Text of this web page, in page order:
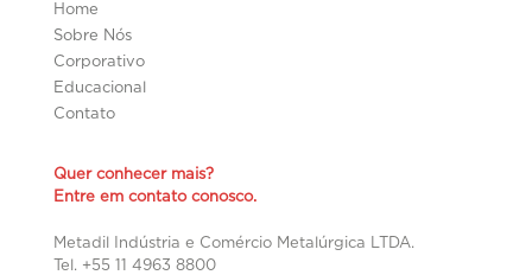
Home
Sobre Nós
Corporativo
Educacional
Contato
Quer conhecer mais?
Entre em contato conosco.
Metadil Indústria e Comércio Metalúrgica LTDA.
Tel. +55 11 4963 8800